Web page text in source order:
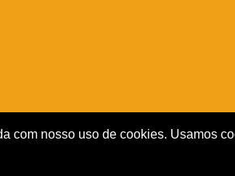
reservados -
com nosso uso de cookies. Usamos